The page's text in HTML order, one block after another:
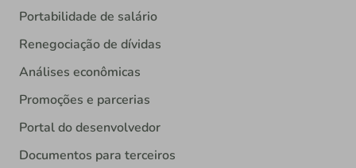
Portabilidade de salário
Renegociação de dívidas
Análises econômicas
Promoções e parcerias
Portal do desenvolvedor
Documentos para terceiros